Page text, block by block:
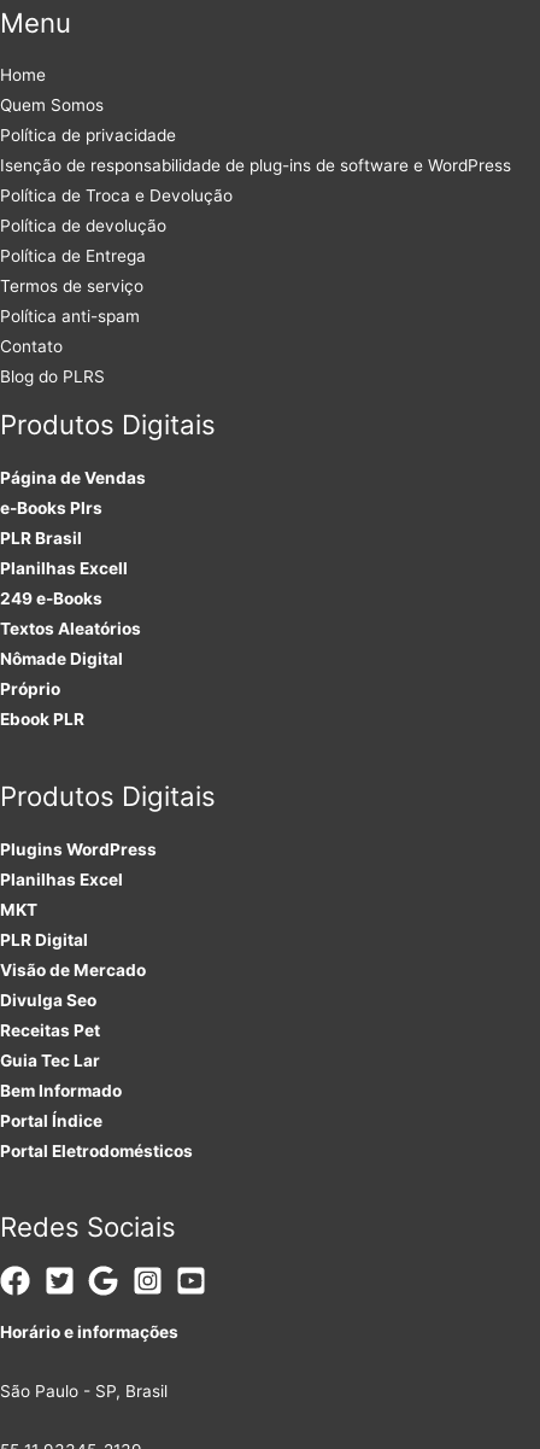
Menu
Home
Quem Somos
Política de privacidade
Isenção de responsabilidade de plug-ins de software e WordPress
Política de Troca e Devolução
Política de devolução
Política de Entrega
Termos de serviço
Política anti-spam
Contato
Blog do PLRS
Produtos Digitais
Página de Vendas
e-Books Plrs
PLR Brasil
Planilhas Excell
249 e-Books
Textos Aleatórios
Nômade Digital
Próprio
Ebook PLR
Produtos Digitais
PluginsWordPress
Planilhas Excel
MKT
PLRDigital
Visão de Mercado
Divulga Seo
Receitas Pet
Guia Tec Lar
Bem Informado
Portal Índice
Portal Eletrodomésticos
Redes Sociais
Horário e informações
São Paulo - SP, Brasil